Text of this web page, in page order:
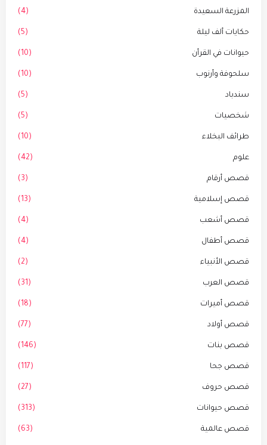
المزرعة السعيدة (4)
حكايات ألف ليلة (5)
حيوانات في القرأن (10)
سلحوفة وأرنوب (10)
سندباد (5)
شخصيات (5)
طرائف البخلاء (10)
علوم (42)
قصص أرقام (3)
قصص إسلامية (13)
قصص أشعب (4)
قصص أطفال (4)
قصص الأنبياء (2)
قصص العرب (31)
قصص أميرات (18)
قصص أولاد (77)
قصص بنات (146)
قصص جحا (117)
قصص حروف (27)
قصص حيوانات (313)
قصص عالمية (63)